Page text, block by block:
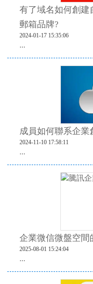
有了域名如何創建
郵箱品牌?
2024-01-17 15:35:06
...
成員如何聯系企業
2024-11-10 17:58:11
...
企業微信微盤空間
2025-08-01 15:24:04
...